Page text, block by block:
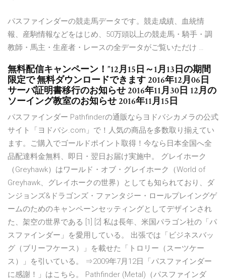
パスファインダーの競走馬データです。競走成績、血統情
報、産駒情報などをはじめ、50万頭以上の競走馬・騎手・調
教師・馬主・生産者・レースの全データがご覧いただけ …
無料配信キャンペーン！”12月15日～1月13日の期間
限定で 無料ダウンロードできます 2016年12月06日
サーバ証明書移行のお知らせ 2016年11月30日 12月の
ソーイング教室のお知らせ 2016年11月15日
パスファインダー Pathfinderの通販ならヨドバシカメラの公式
サイト「ヨドバシ.com」で！人気の商品を多数取り揃えてい
ます。ご購入でゴールドポイント取得！今なら日本全国へ全
品配達料金無料、即日・翌日お届け実施中。 グレイホーク
（Greyhawk）はワールド・オブ・グレイホーク（World of
Greyhawk、グレイホークの世界）としても知られており、ダ
ンジョンズ&ドラゴンズ・ファンタジー・ロールプレイングゲ
ームのためのキャンペーンセッティングとしてデザインされ
た、架空の世界である [1] [2] 私は長年、米国パラゴン社の「パ
スファインダー」を愛用している。 出張では「ビジネスバッ
グ（ブリーフケース）」を載せた「トロリー（スーツケー
ス）」を引いている。 ⇒2009年7月12日「パスファインダー
に感謝！」はこちら。 Pathfinder (Metal)（パスファインダ